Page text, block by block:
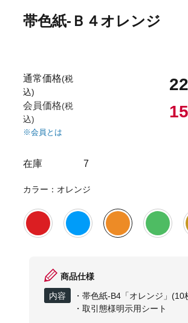
帯色紙-Ｂ４オレンジ
通常価格(税
込)
会員価格(税
込)
※会員とは
在庫 7
カラー：オレンジ
商品仕様
内容
・帯色紙-B4「オレンジ」(10
・取引態様明示用シート